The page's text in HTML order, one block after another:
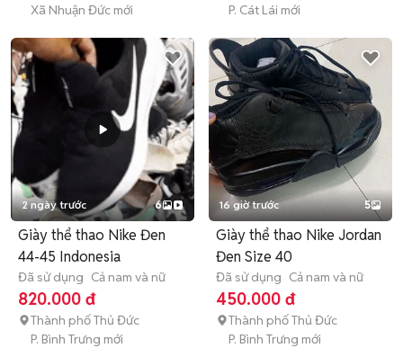
Xã Nhuận Đức mới
P. Cát Lái mới
2 ngày trước 6
Giày thể thao Nike Đen
44-45 Indonesia
Đã sử dụng Cả nam và nữ
820.000 đ
Thành phố Thủ Đức
P. Bình Trưng mới
16 giờ trước 5
Giày thể thao Nike Jordan
Đen Size 40
Đã sử dụng Cả nam và nữ
450.000 đ
Thành phố Thủ Đức
P. Bình Trưng mới